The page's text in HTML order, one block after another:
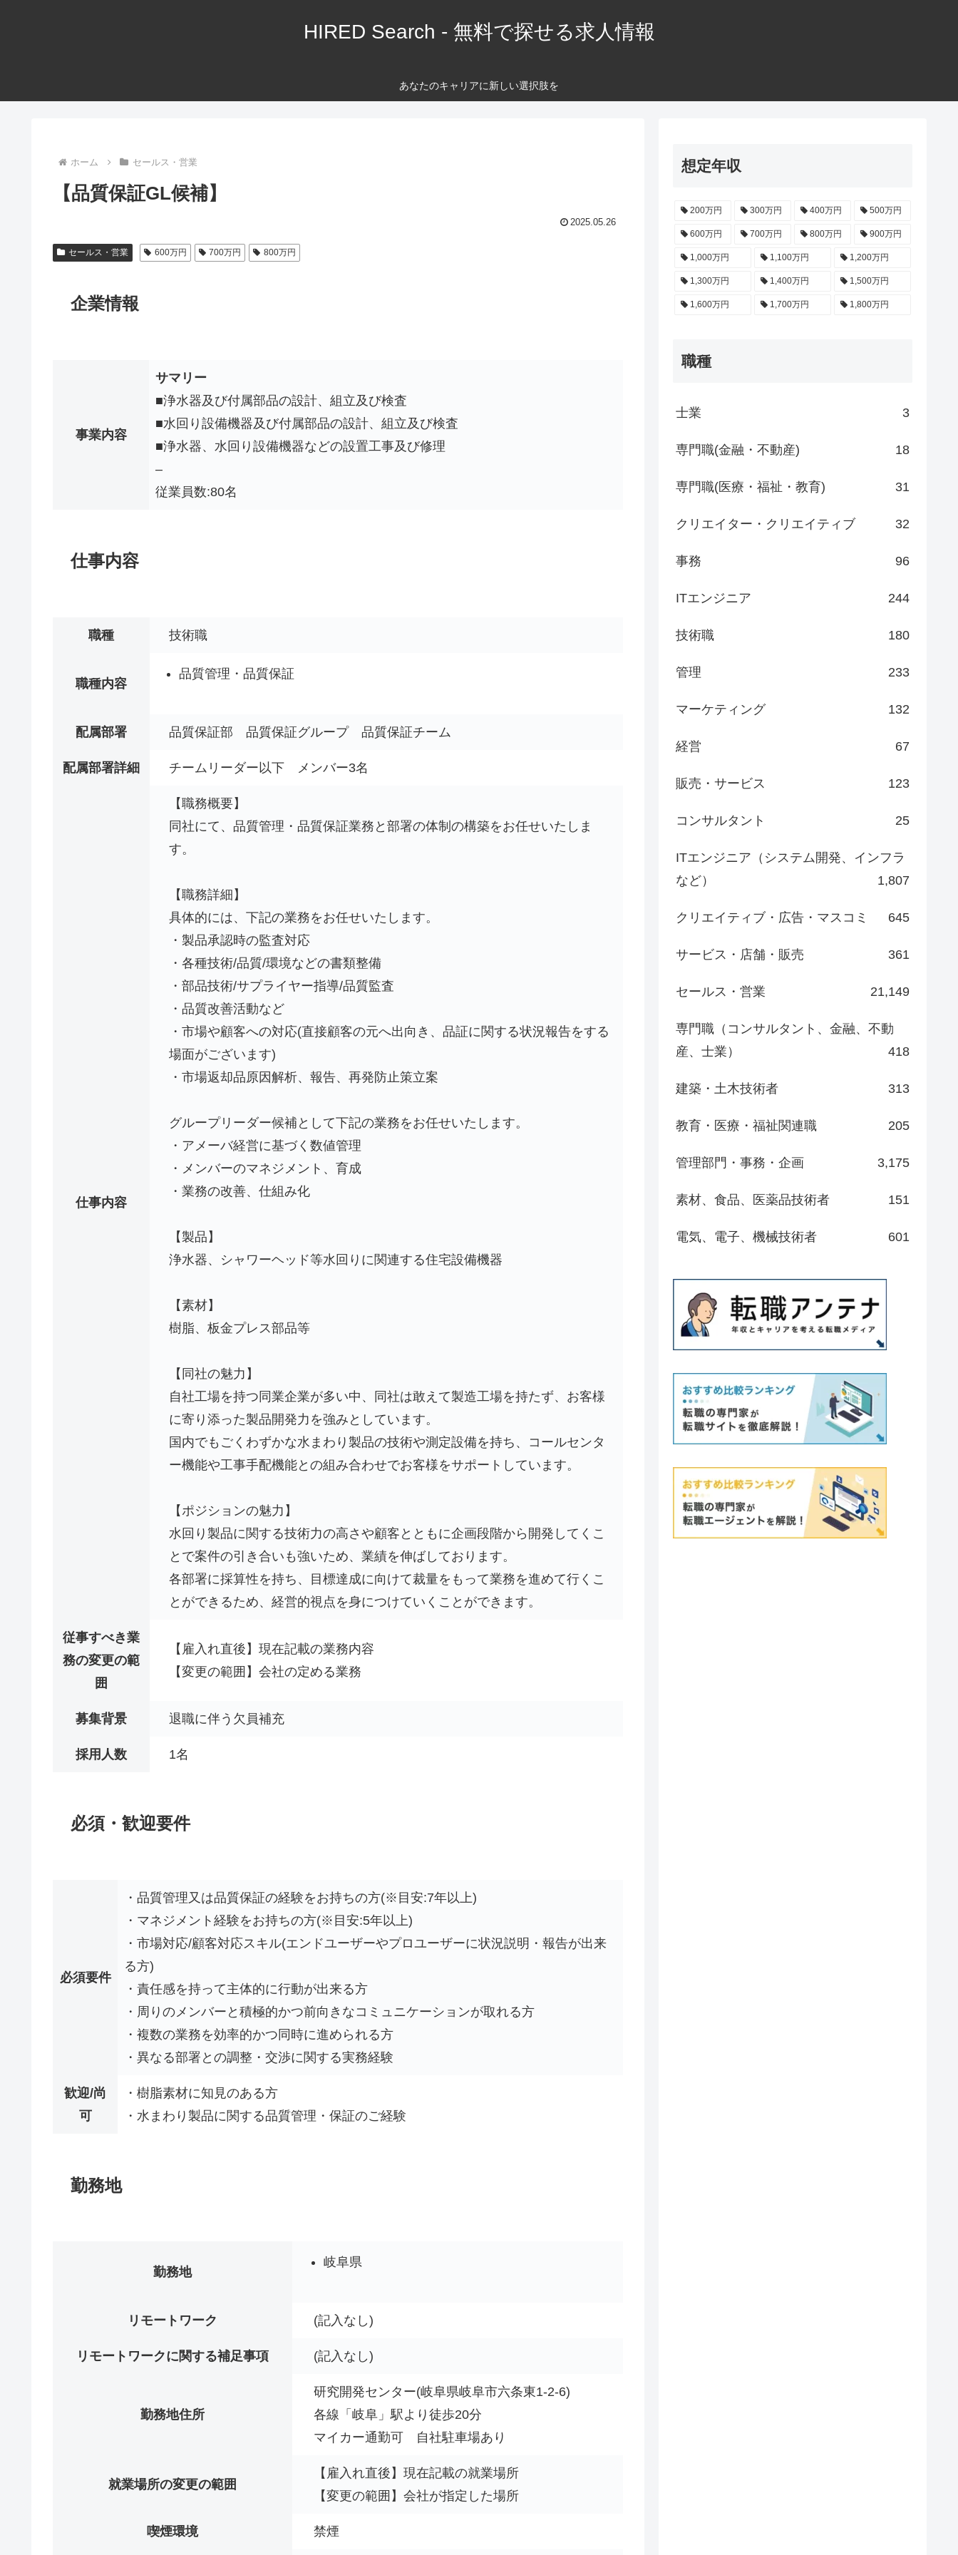
HIRED Search - 無料で探せる求人情報
あなたのキャリアに新しい選択肢を
ホーム セールス・営業
【品質保証GL候補】
2025.05.26
セールス・営業 600万円 700万円 800万円
企業情報
事業内容
サマリー
■浄水器及び付属部品の設計、組立及び検査
■水回り設備機器及び付属部品の設計、組立及び検査
■浄水器、水回り設備機器などの設置工事及び修理
–
従業員数:80名
仕事内容
職種 技術職
職種内容
品質管理・品質保証
配属部署 品質保証部 品質保証グループ 品質保証チーム
配属部署詳細 チームリーダー以下 メンバー3名
仕事内容
【職務概要】
同社にて、品質管理・品質保証業務と部署の体制の構築をお任せいたしま
す。
【職務詳細】
具体的には、下記の業務をお任せいたします。
・製品承認時の監査対応
・各種技術/品質/環境などの書類整備
・部品技術/サプライヤー指導/品質監査
・品質改善活動など
・市場や顧客への対応(直接顧客の元へ出向き、品証に関する状況報告をする
場面がございます)
・市場返却品原因解析、報告、再発防止策立案
グループリーダー候補として下記の業務をお任せいたします。
・アメーバ経営に基づく数値管理
・メンバーのマネジメント、育成
・業務の改善、仕組み化
【製品】
浄水器、シャワーヘッド等水回りに関連する住宅設備機器
【素材】
樹脂、板金プレス部品等
【同社の魅力】
自社工場を持つ同業企業が多い中、同社は敢えて製造工場を持たず、お客様
に寄り添った製品開発力を強みとしています。
国内でもごくわずかな水まわり製品の技術や測定設備を持ち、コールセンタ
ー機能や工事手配機能との組み合わせでお客様をサポートしています。
【ポジションの魅力】
水回り製品に関する技術力の高さや顧客とともに企画段階から開発してくこ
とで案件の引き合いも強いため、業績を伸ばしております。
各部署に採算性を持ち、目標達成に向けて裁量をもって業務を進めて行くこ
とができるため、経営的視点を身につけていくことができます。
従事すべき業
務の変更の範
囲
【雇入れ直後】現在記載の業務内容
【変更の範囲】会社の定める業務
募集背景 退職に伴う欠員補充
採用人数 1名
必須・歓迎要件
必須要件
・品質管理又は品質保証の経験をお持ちの方(※目安:7年以上)
・マネジメント経験をお持ちの方(※目安:5年以上)
・市場対応/顧客対応スキル(エンドユーザーやプロユーザーに状況説明・報告が出来
る方)
・責任感を持って主体的に行動が出来る方
・周りのメンバーと積極的かつ前向きなコミュニケーションが取れる方
・複数の業務を効率的かつ同時に進められる方
・異なる部署との調整・交渉に関する実務経験
歓迎/尚
可
・樹脂素材に知見のある方
・水まわり製品に関する品質管理・保証のご経験
勤務地
勤務地
岐阜県
リモートワーク (記入なし)
リモートワークに関する補足事項 (記入なし)
勤務地住所
研究開発センター(岐阜県岐阜市六条東1-2-6)
各線「岐阜」駅より徒歩20分
マイカー通勤可 自社駐車場あり
就業場所の変更の範囲
【雇入れ直後】現在記載の就業場所
【変更の範囲】会社が指定した場所
喫煙環境 禁煙
想定年収
200万円 300万円 400万円 500万円
600万円 700万円 800万円 900万円
1,000万円 1,100万円 1,200万円
1,300万円 1,400万円 1,500万円
1,600万円 1,700万円 1,800万円
職種
士業 3
専門職(金融・不動産) 18
専門職(医療・福祉・教育) 31
クリエイター・クリエイティブ 32
事務 96
ITエンジニア 244
技術職 180
管理 233
マーケティング 132
経営 67
販売・サービス 123
コンサルタント 25
ITエンジニア（システム開発、インフラ
など）
1,807
クリエイティブ・広告・マスコミ 645
サービス・店舗・販売 361
セールス・営業 21,149
専門職（コンサルタント、金融、不動
産、士業）
418
建築・土木技術者 313
教育・医療・福祉関連職 205
管理部門・事務・企画 3,175
素材、食品、医薬品技術者 151
電気、電子、機械技術者 601